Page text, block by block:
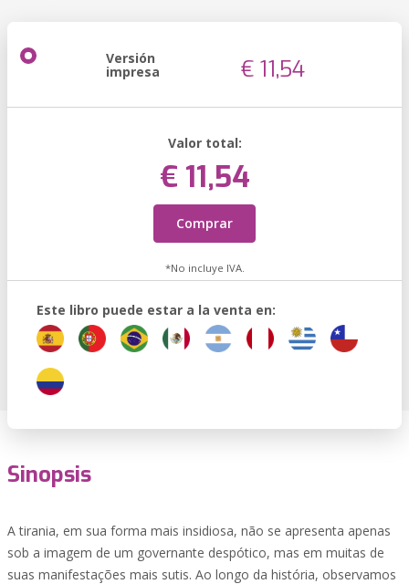
Versión
impresa € 11,54
Valor total:
€ 11,54
Comprar
*No incluye IVA.
Este libro puede estar a la venta en:
Sinopsis
A tirania, em sua forma mais insidiosa, não se apresenta apenas
sob a imagem de um governante despótico, mas em muitas de
suas manifestações mais sutis. Ao longo da história, observamos